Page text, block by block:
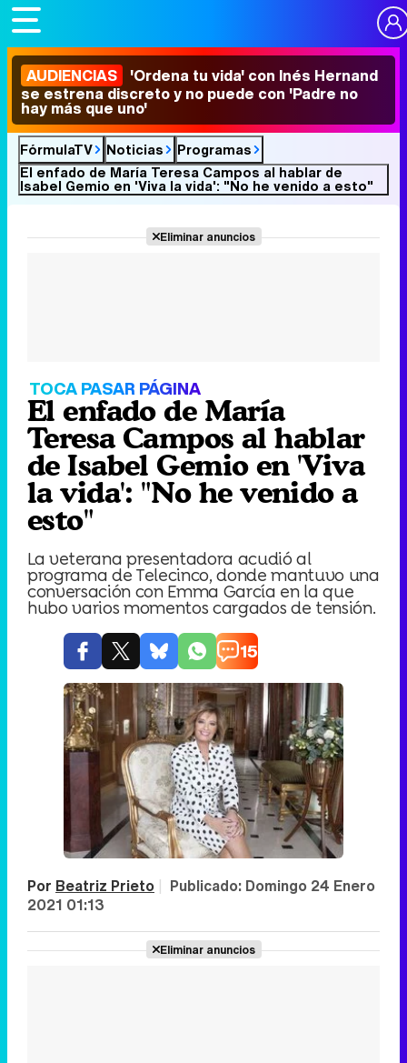
AUDIENCIAS 'Ordena tu vida' con Inés Hernand
se estrena discreto y no puede con 'Padre no
hay más que uno'
FórmulaTV Noticias
Programas
El enfado de María Teresa Campos al hablar de
Isabel Gemio en 'Viva la vida': "No he venido a esto"
Eliminar anuncios
TOCA PASAR PÁGINA
El enfado de María
Teresa Campos al hablar
de Isabel Gemio en 'Viva
la vida': "No he venido a
esto"
La veterana presentadora acudió al
programa de Telecinco, donde mantuvo una
conversación con Emma García en la que
hubo varios momentos cargados de tensión.
15
Por Beatriz Prieto | Publicado: Domingo 24 Enero
2021 01:13
Eliminar anuncios